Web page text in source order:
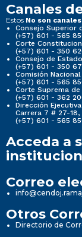
Canales
Estos No son
Consejo Superior
(+57) 601 - 565
Corte
(+57) 601 - 350
Consejo de
(+57) 601 - 350
Comisión
(+57) 601 - 565
Corte Suprema
(+57) 601 - 362
Dirección
Carrera 7 # 27-18,
(+57) 601 - 565
Acceda a
Correo
Otros
Directorio de